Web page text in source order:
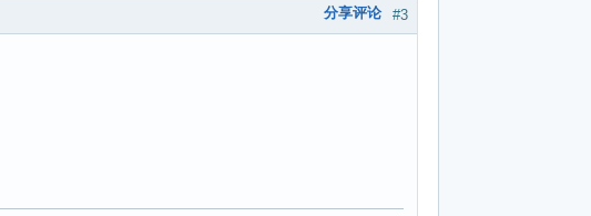
#3
分享评论